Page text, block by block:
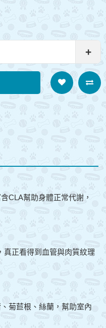
+
CLA幫助身體正常代謝，
真正看得到血管與肉質紋理
菊苣根、絲蘭，幫助室內